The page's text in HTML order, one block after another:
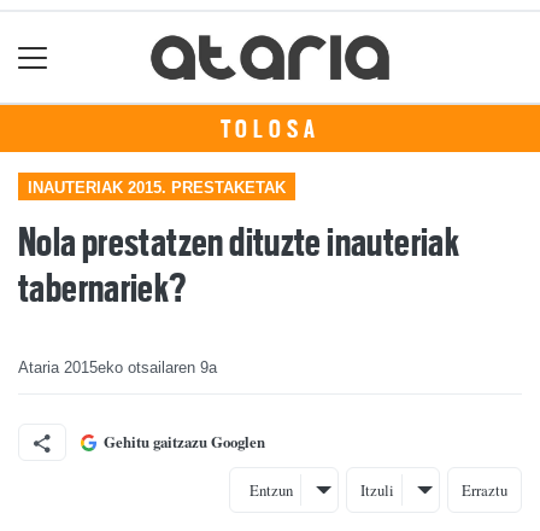
TOLOSA
INAUTERIAK 2015. PRESTAKETAK
Nola prestatzen dituzte inauteriak
tabernariek?
Ataria 2015eko otsailaren 9a
Gehitu gaitzazu Googlen
Entzun Itzuli Erraztu